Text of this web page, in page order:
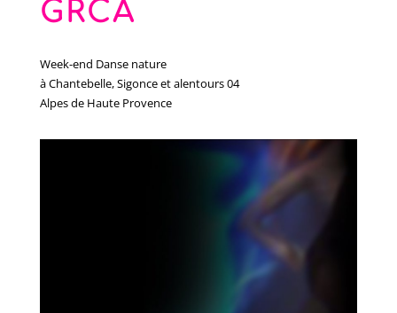
GRCA
Week-end Danse nature
à Chantebelle, Sigonce et alentours 04
Alpes de Haute Provence